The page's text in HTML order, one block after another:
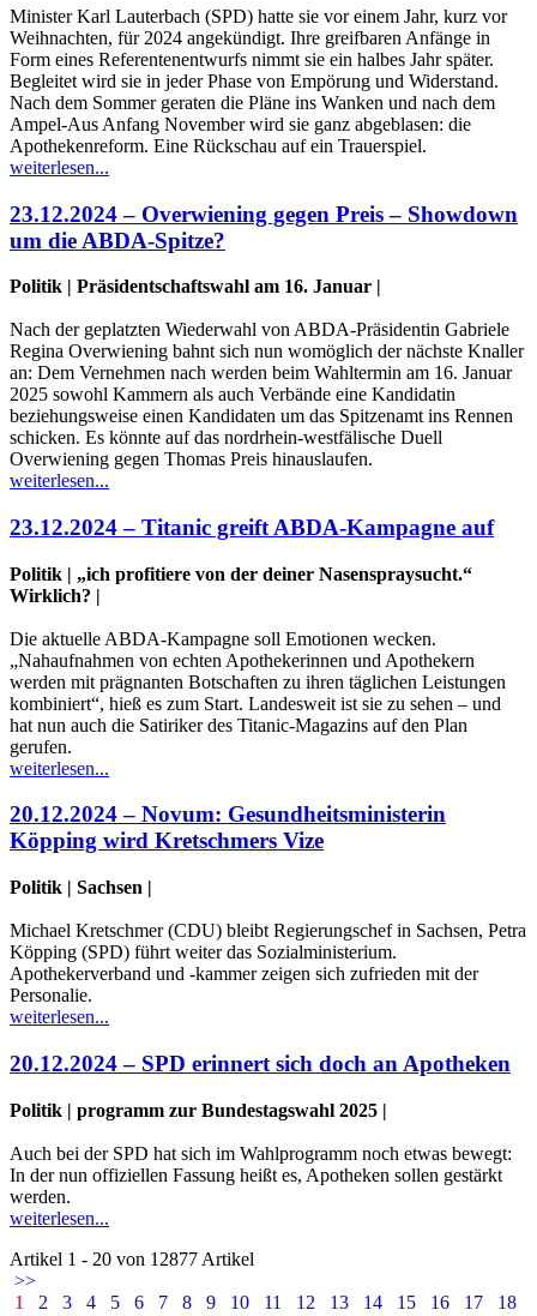
Minister Karl Lauterbach (SPD) hatte sie vor einem Jahr, kurz vor
Weihnachten, für 2024 angekündigt. Ihre greifbaren Anfänge in
Form eines Referentenentwurfs nimmt sie ein halbes Jahr später.
Begleitet wird sie in jeder Phase von Empörung und Widerstand.
Nach dem Sommer geraten die Pläne ins Wanken und nach dem
Ampel-Aus Anfang November wird sie ganz abgeblasen: die
Apothekenreform. Eine Rückschau auf ein Trauerspiel.
weiterlesen...
23.12.2024 – Overwiening gegen Preis – Showdown
um die ABDA-Spitze?
Politik | Präsidentschaftswahl am 16. Januar |
Nach der geplatzten Wiederwahl von ABDA-Präsidentin Gabriele
Regina Overwiening bahnt sich nun womöglich der nächste Knaller
an: Dem Vernehmen nach werden beim Wahltermin am 16. Januar
2025 sowohl Kammern als auch Verbände eine Kandidatin
beziehungsweise einen Kandidaten um das Spitzenamt ins Rennen
schicken. Es könnte auf das nordrhein-westfälische Duell
Overwiening gegen Thomas Preis hinauslaufen.
weiterlesen...
23.12.2024 – Titanic greift ABDA-Kampagne auf
Politik | „ich profitiere von der deiner Nasenspraysucht.“
Wirklich? |
Die aktuelle ABDA-Kampagne soll Emotionen wecken.
„Nahaufnahmen von echten Apothekerinnen und Apothekern
werden mit prägnanten Botschaften zu ihren täglichen Leistungen
kombiniert“, hieß es zum Start. Landesweit ist sie zu sehen – und
hat nun auch die Satiriker des Titanic-Magazins auf den Plan
gerufen.
weiterlesen...
20.12.2024 – Novum: Gesundheitsministerin
Köpping wird Kretschmers Vize
Politik | Sachsen |
Michael Kretschmer (CDU) bleibt Regierungschef in Sachsen, Petra
Köpping (SPD) führt weiter das Sozialministerium.
Apothekerverband und -kammer zeigen sich zufrieden mit der
Personalie.
weiterlesen...
20.12.2024 – SPD erinnert sich doch an Apotheken
Politik | programm zur Bundestagswahl 2025 |
Auch bei der SPD hat sich im Wahlprogramm noch etwas bewegt:
In der nun offiziellen Fassung heißt es, Apotheken sollen gestärkt
werden.
weiterlesen...
Artikel 1 - 20 von 12877 Artikel
>>
1
2 3 4 5 6 7 8 9 10 11 12 13 14 15 16 17
18